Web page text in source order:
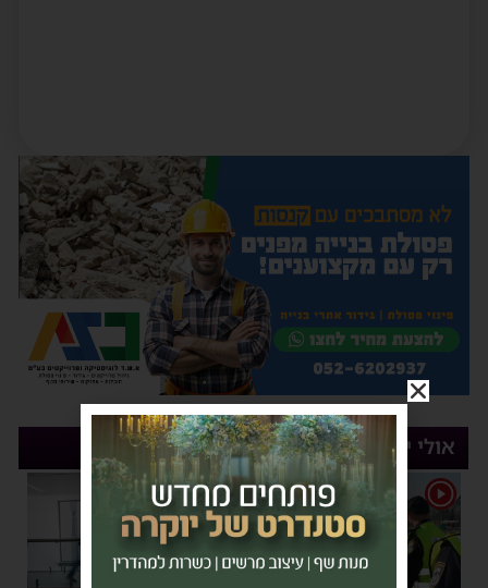
אולי יעניין אותך
1